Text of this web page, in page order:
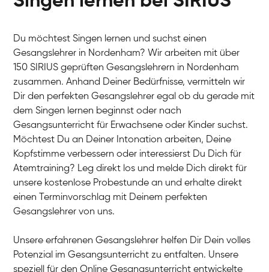
Du möchtest Singen lernen und suchst einen
Gesangslehrer in Nordenham? Wir arbeiten mit über
150 SIRIUS geprüften Gesangslehrern in Nordenham
zusammen. Anhand Deiner Bedürfnisse, vermitteln wir
Dir den perfekten Gesangslehrer egal ob du gerade mit
dem Singen lernen beginnst oder nach
Gesangsunterricht für Erwachsene oder Kinder suchst.
Möchtest Du an Deiner Intonation arbeiten, Deine
Kopfstimme verbessern oder interessierst Du Dich für
Atemtraining? Leg direkt los und melde Dich direkt für
unsere kostenlose Probestunde an und erhalte direkt
einen Terminvorschlag mit Deinem perfekten
Gesangslehrer von uns.
Unsere erfahrenen Gesangslehrer helfen Dir Dein volles
Potenzial im Gesangsunterricht zu entfalten. Unsere
speziell für den Online Gesangsunterricht entwickelte